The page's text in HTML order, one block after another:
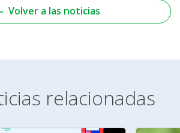
Volver a las noticias
relacionadas